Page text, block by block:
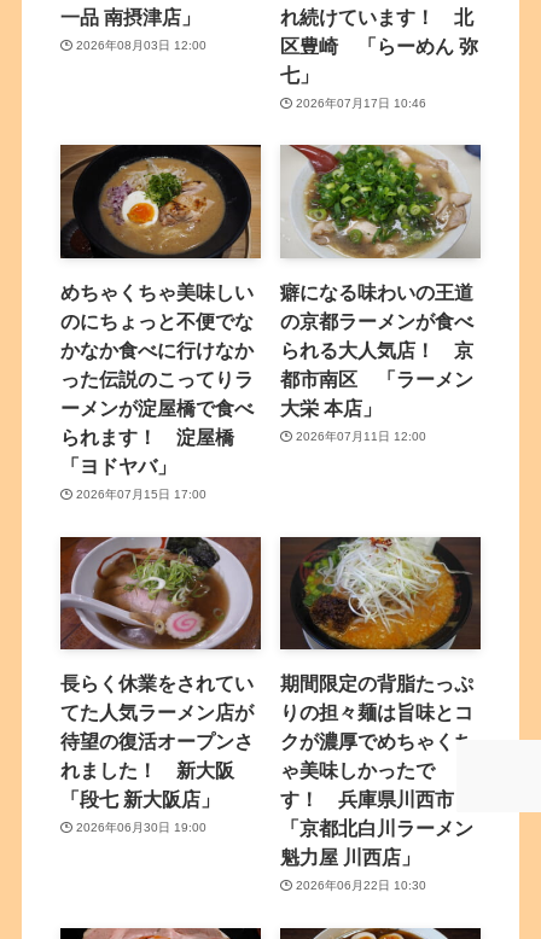
一品 南摂津店」
2026年08月03日 12:00
れ続けています！ 北
区豊崎 「らーめん 弥
七」
2026年07月17日 10:46
めちゃくちゃ美味しい
のにちょっと不便でな
かなか食べに行けなか
った伝説のこってりラ
ーメンが淀屋橋で食べ
られます！ 淀屋橋
「ヨドヤバ」
2026年07月15日 17:00
癖になる味わいの王道
の京都ラーメンが食べ
られる大人気店！ 京
都市南区 「ラーメン
大栄 本店」
2026年07月11日 12:00
長らく休業をされてい
てた人気ラーメン店が
待望の復活オープンさ
れました！ 新大阪
「段七 新大阪店」
2026年06月30日 19:00
期間限定の背脂たっぷ
りの担々麺は旨味とコ
クが濃厚でめちゃくち
ゃ美味しかったで
す！ 兵庫県川西市
「京都北白川ラーメン
魁力屋 川西店」
2026年06月22日 10:30